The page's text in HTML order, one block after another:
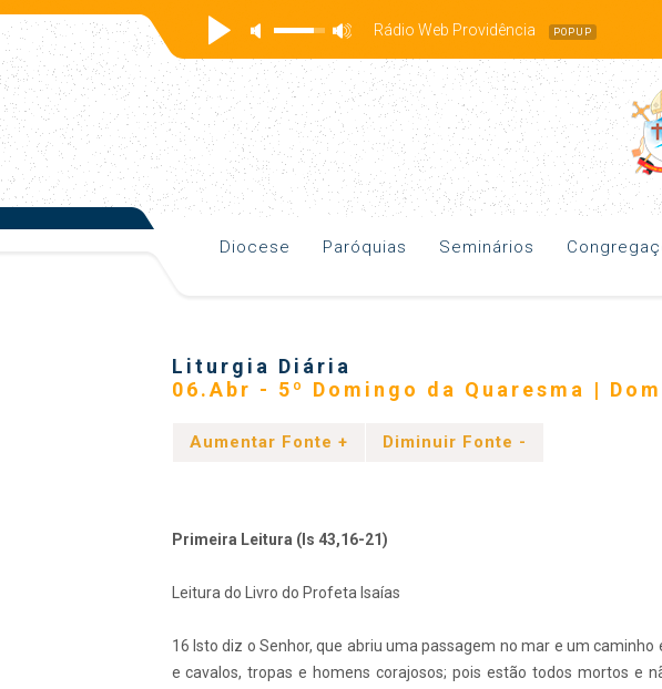
Rádio Web Providência POPUP
Diocese Paróquias Seminários
Liturgia Diária
06.Abr - 5º Domingo da Quaresma |
Aumentar Fonte + Diminuir Fonte -
Primeira Leitura (Is 43,16-21)
Leitura do Livro do Profeta Isaías
16 Isto diz o Senhor, que abriu uma passagem no mar e um
e cavalos, tropas e homens corajosos; pois estão todos mortos e